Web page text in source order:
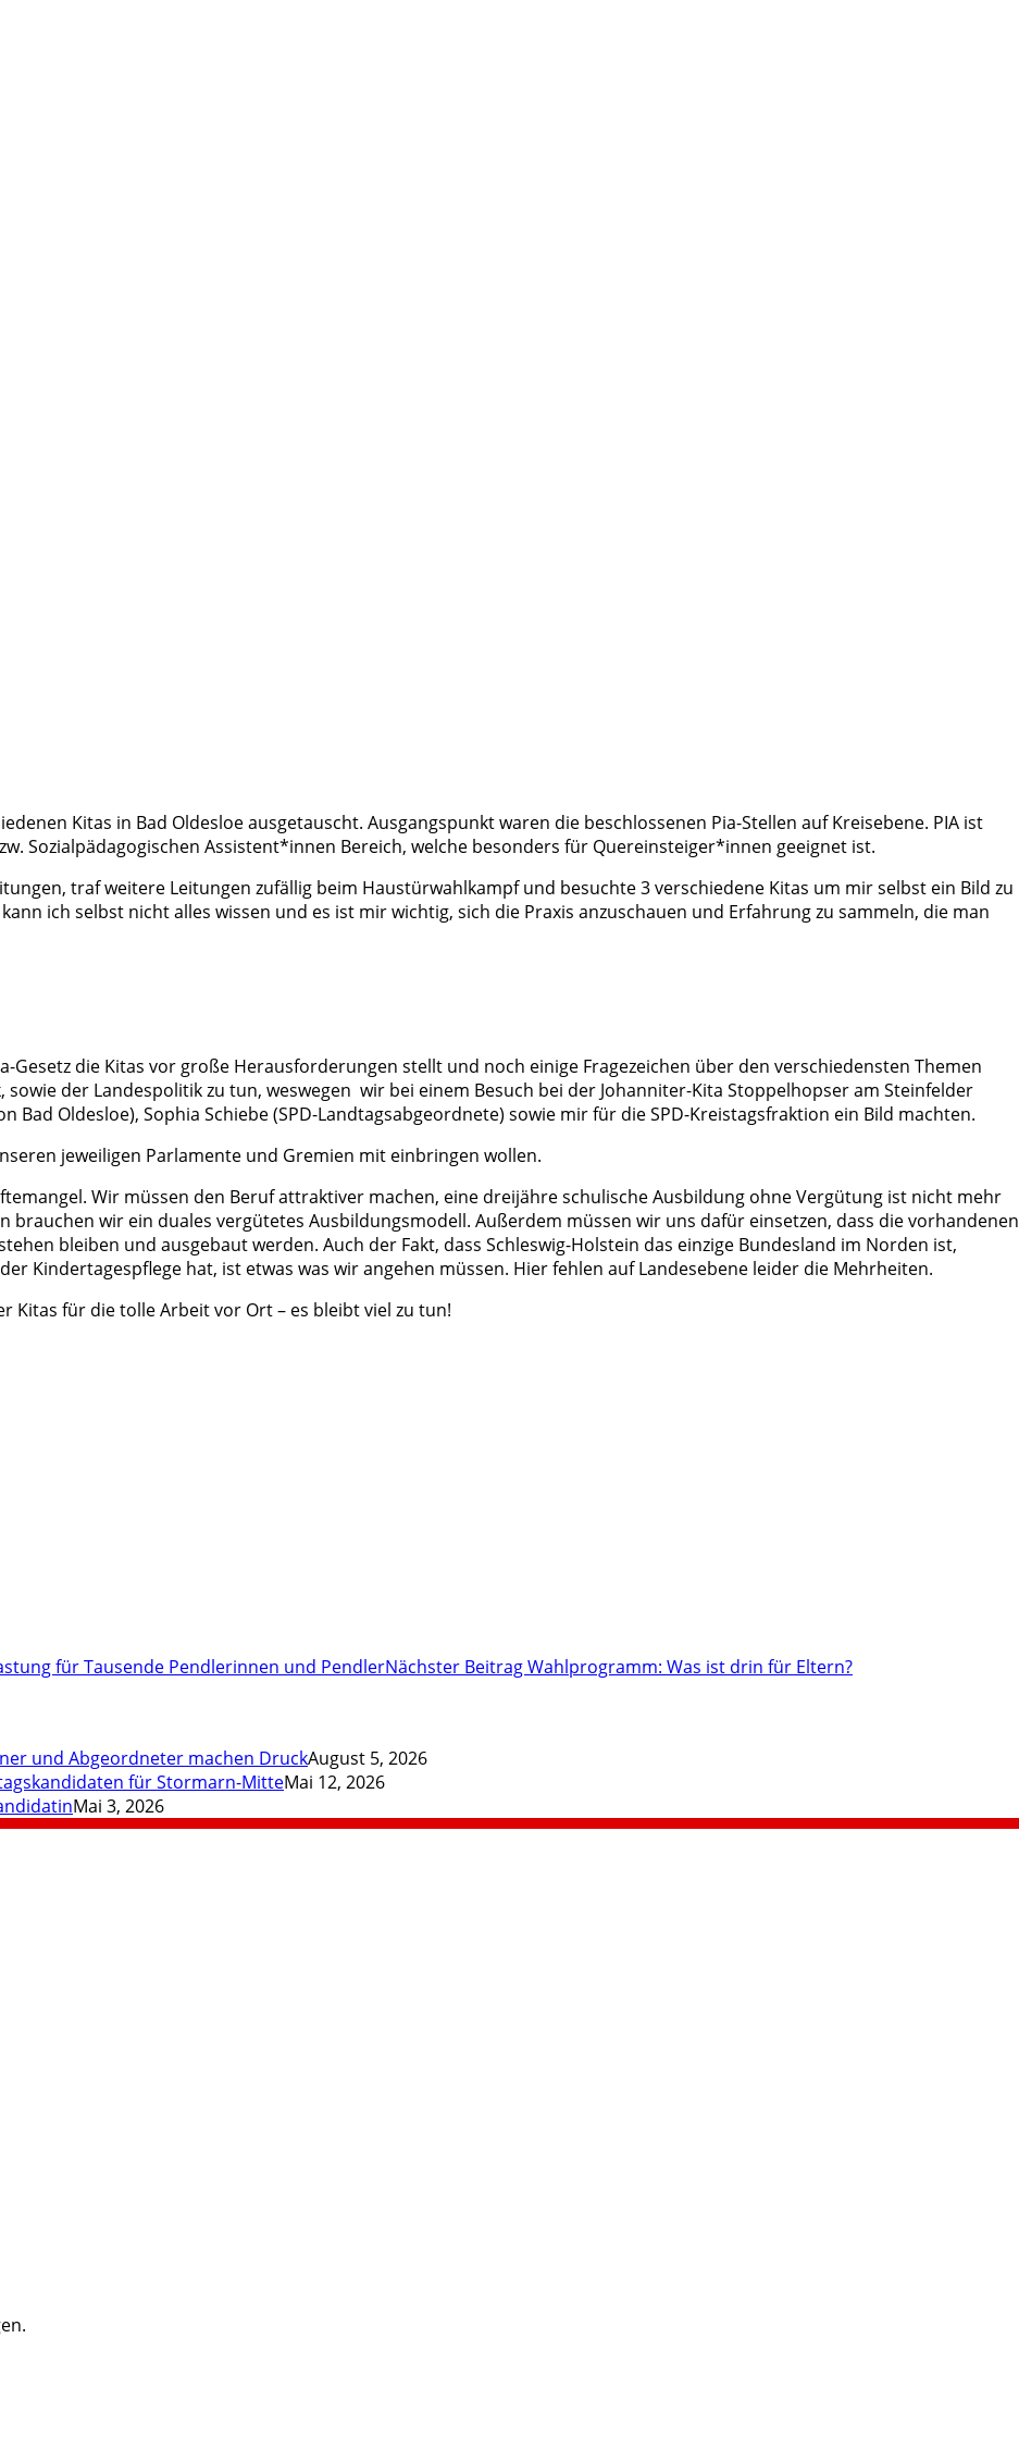
Kitas in Bad Oldesloe ausgetauscht. Ausgangspunkt waren die beschlossenen Pia-Stellen auf Kreisebene. PIA ist
Sozialpädagogischen Assistent*innen Bereich, welche besonders für Quereinsteiger*innen geeignet ist.
traf weitere Leitungen zufällig beim Haustürwahlkampf und besuchte 3 verschiedene Kitas um mir selbst ein Bild zu
ich selbst nicht alles wissen und es ist mir wichtig, sich die Praxis anzuschauen und Erfahrung zu sammeln, die man
Gesetz die Kitas vor große Herausforderungen stellt und noch einige Fragezeichen über den verschiedensten Themen
der Landespolitik zu tun, weswegen wir bei einem Besuch bei der Johanniter-Kita Stoppelhopser am Steinfelder
Bad Oldesloe), Sophia Schiebe (SPD-Landtagsabgeordnete) sowie mir für die SPD-Kreistagsfraktion ein Bild machten.
jeweiligen Parlamente und Gremien mit einbringen wollen.
Wir müssen den Beruf attraktiver machen, eine dreijähre schulische Ausbildung ohne Vergütung ist nicht mehr
brauchen wir ein duales vergütetes Ausbildungsmodell. Außerdem müssen wir uns dafür einsetzen, dass die vorhandenen
bleiben und ausgebaut werden. Auch der Fakt, dass Schleswig-Holstein das einzige Bundesland im Norden ist,
Kindertagespflege hat, ist etwas was wir angehen müssen. Hier fehlen auf Landesebene leider die Mehrheiten.
Kitas für die tolle Arbeit vor Ort – es bleibt viel zu tun!
für Tausende Pendlerinnen und PendlerNächster BeitragWahlprogramm: Was ist drin für Eltern?
und Abgeordneter machen DruckAugust 5, 2026
für Stormarn-MitteMai 12, 2026
Mai 3, 2026